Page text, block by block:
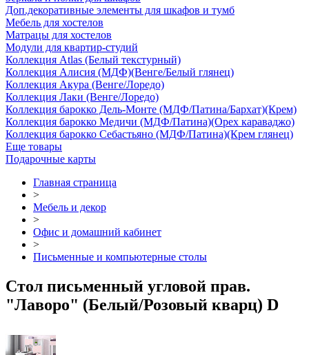
Доп.декоративные элементы для шкафов и тумб
Мебель для хостелов
Матрацы для хостелов
Модули для квартир-студий
Коллекция Atlas (Белый текстурный)
Коллекция Алисия (МДФ)(Венге/Белый глянец)
Коллекция Акура (Венге/Лоредо)
Коллекция Лаки (Венге/Лоредо)
Коллекция барокко Дель-Монте (МДФ/Патина/Бархат)(Крем)
Коллекция барокко Медичи (МДФ/Патина)(Орех караваджо)
Коллекция барокко Себастьяно (МДФ/Патина)(Крем глянец)
Еще товары
Подарочные карты
Главная страница
>
Мебель и декор
>
Офис и домашний кабинет
>
Письменные и компьютерные столы
Стол письменный угловой прав.
"Лаворо" (Белый/Розовый кварц) D